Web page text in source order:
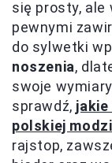
się prosty,
pewnymi
do sylwetki
noszenia,
swoje
sprawdź, jakie
polskiej
rajstop,